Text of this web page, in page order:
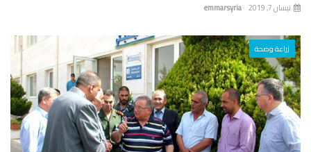
emmarsyria 7, 2019
زراعة وصحة